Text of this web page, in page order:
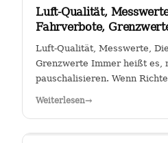
Luft-Qualität,
Fahrverbote,
Luft-Qualität, Messwerte,
Grenzwerte Immer heißt es,
pauschalisieren. Wenn
Weiterlesen→